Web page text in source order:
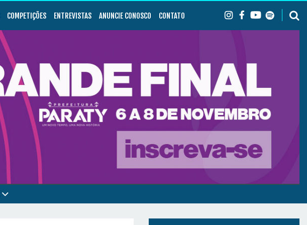
COMPETIÇÕES ENTREVISTAS ANUNCIE CONOSCO CONTATO